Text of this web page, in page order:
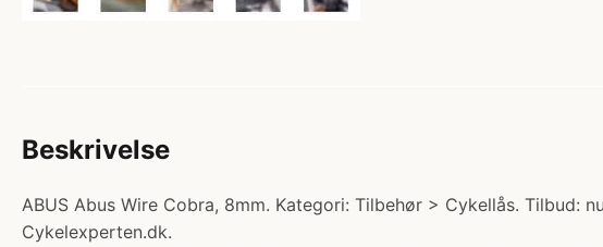
Beskrivelse
ABUS Abus Wire Cobra, 8mm. Kategori: Tilbehør > Cykellås. Tilbud:
Cykelexperten.dk.